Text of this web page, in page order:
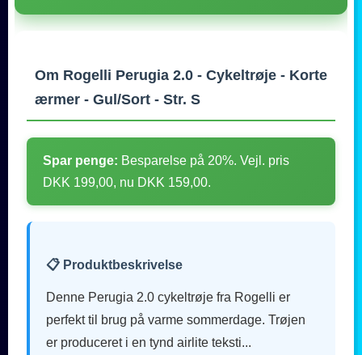
Om Rogelli Perugia 2.0 - Cykeltrøje - Korte
ærmer - Gul/Sort - Str. S
Spar penge: Besparelse på 20%. Vejl. pris
DKK 199,00, nu DKK 159,00.
📋 Produktbeskrivelse
Denne Perugia 2.0 cykeltrøje fra Rogelli er
perfekt til brug på varme sommerdage. Trøjen
er produceret i en tynd airlite teksti...